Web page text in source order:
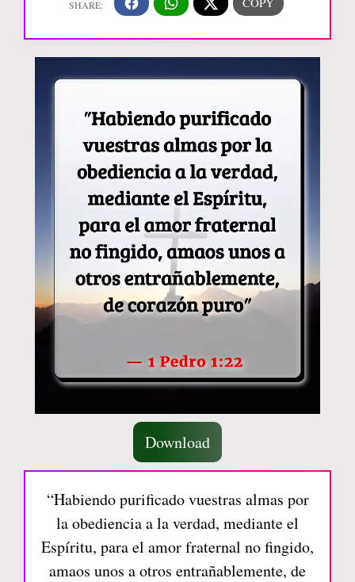
Download
“Habiendo purificado vuestras almas por
la obediencia a la verdad, mediante el
Espíritu, para el amor fraternal no fingido,
amaos unos a otros entrañablemente, de